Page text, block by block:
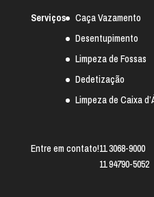
Serviços
Caça Vazamento
Desentupimento
Limpeza de Fossas
Dedetização
Limpeza de Caixa
Entre em contato!11 3068-9000
11 94790-5052